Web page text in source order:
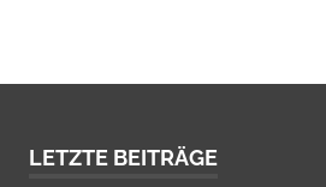
LETZTE BEITRÄGE